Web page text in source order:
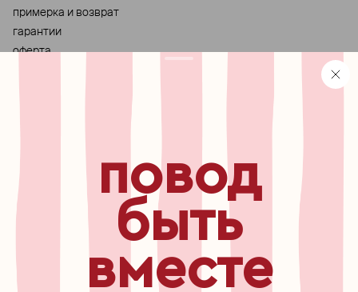
примерка и возврат
гарантии
оферта
бесплатный звонок по России
узнавайте первыми о
новинках, специальных
мероприятиях, скидках иповод
быть
вместе